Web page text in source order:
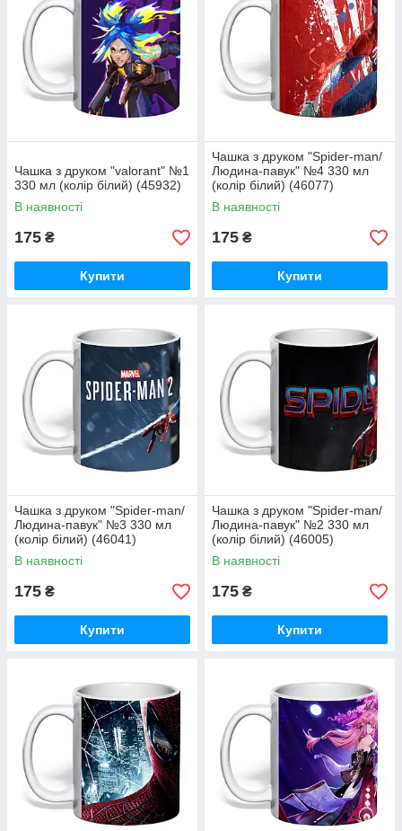
Чашка з друком "valorant" №1
330 мл (колір білий) (45932)
В наявності
175 ₴
Купити
Чашка з друком "Spider-man/
Людина-павук" №4 330 мл
(колір білий) (46077)
В наявності
175 ₴
Купити
Чашка з друком "Spider-man/
Людина-павук" №3 330 мл
(колір білий) (46041)
В наявності
175 ₴
Купити
Чашка з друком "Spider-man/
Людина-павук" №2 330 мл
(колір білий) (46005)
В наявності
175 ₴
Купити